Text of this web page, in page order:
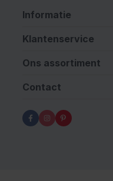
Informatie
Klantenservice
Ons assortiment
Contact